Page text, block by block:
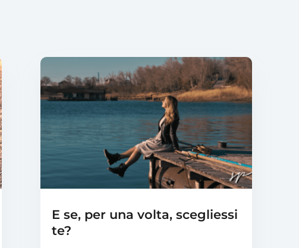
E se, per una volta, scegliessi
te?